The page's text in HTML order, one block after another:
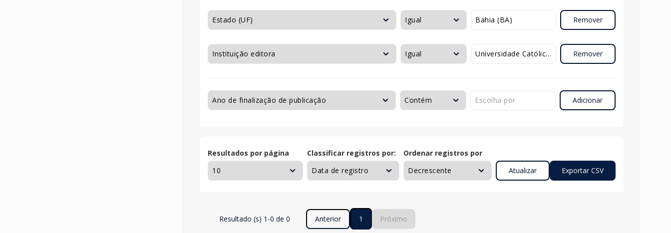
Remover
Remover
Adicionar
Resultados por página Classificar registros por: Ordenar registros por
Resultado (s) 1-0 de 0 Anterior 1 Próximo